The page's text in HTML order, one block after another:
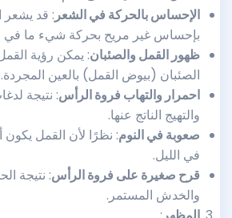
الإحساس بالحركة في الشعر: قد
بإحساس غير مريح بحركة شيء ما في
ظهور القمل والصئبان: يمكن رؤية القمل
الصئبان (بيوض القمل) بالعين المجردة.
احمرار والتهاب فروة الرأس: نتيجة
والتهيج الناتج عنها.
صعوبة في النوم: نظرًا لأن القمل يكون
في الليل.
قرح صغيرة على فروة الرأس: نتيجة
والخدش المستمر.